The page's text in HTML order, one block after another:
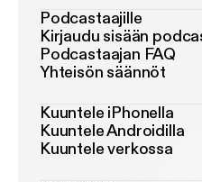
Podcastaajille
Kirjaudu sisään
Podcastaajan FAQ
Yhteisön säännöt
Kuuntele iPhonella
Kuuntele Androidilla
Kuuntele verkossa